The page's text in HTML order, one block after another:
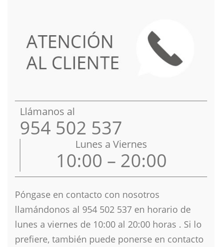
Llámanos al
954 502 537
Lunes a Viernes
10:00 – 20:00
Póngase en contacto con nosotros
llamándonos al 954 502 537 en horario de
lunes a viernes de 10:00 al 20:00 horas . Si lo
prefiere, también puede ponerse en contacto